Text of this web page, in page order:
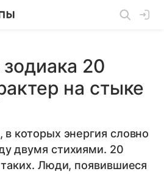
20
на стыке
которых энергия словно
двумя стихиями. 20
Люди, появившиеся